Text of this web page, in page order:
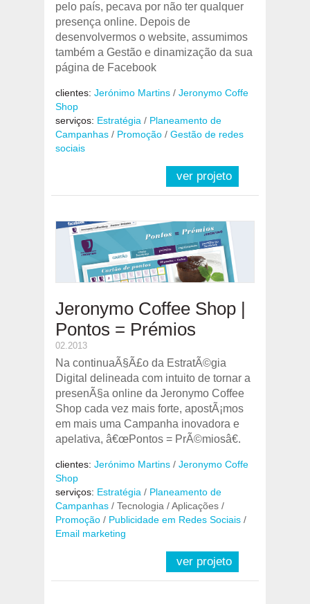
pelo país, pecava por não ter qualquer
presença online. Depois de
desenvolvermos o website, assumimos
também a Gestão e dinamização da sua
página de Facebook
clientes: Jerónimo Martins / Jeronymo Coffe
Shop
serviços: Estratégia / Planeamento de
Campanhas / Promoção / Gestão de redes
sociais
ver projeto
Jeronymo Coffee Shop |
Pontos = Prémios
02.2013
Na continuaÃ§Ã£o da EstratÃ©gia
Digital delineada com intuito de tornar a
presenÃ§a online da Jeronymo Coffee
Shop cada vez mais forte, apostÃ¡mos
em mais uma Campanha inovadora e
apelativa, â€œPontos = PrÃ©miosâ€.
clientes: Jerónimo Martins / Jeronymo Coffe
Shop
serviços: Estratégia / Planeamento de
Campanhas / Tecnologia / Aplicações /
Promoção / Publicidade em Redes Sociais /
Email marketing
ver projeto